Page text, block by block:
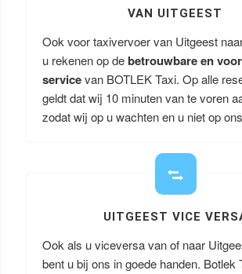
VAN UITGEEST
Ook voor taxivervoer van Uitgeest
u rekenen op debetrouwbare en
servicevan BOTLEK Taxi. Op alle
geldt dat wij 10 minuten van te voren
zodat wij op u wachten en u niet op
UITGEEST VICE
Ook als u viceversa van of naar
bent u bij ons in goede handen. Botlek